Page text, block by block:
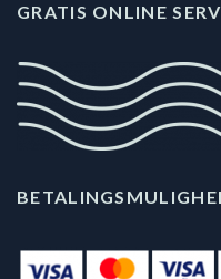
GRATIS ONLINE